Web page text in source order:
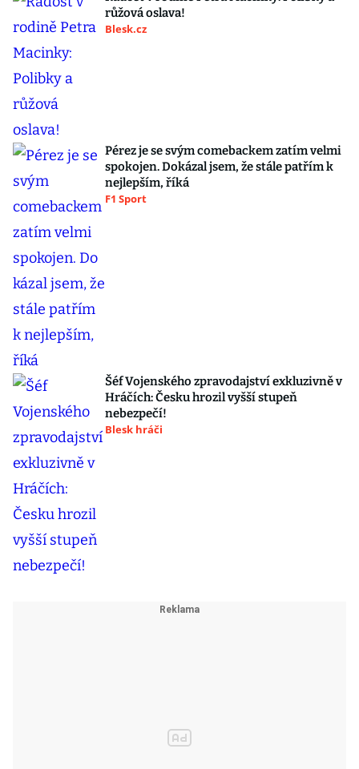
růžová oslava!
Blesk.cz
Pérez je se svým comebackem zatím velmi
spokojen. Dokázal jsem, že stále patřím k
nejlepším, říká
F1 Sport
Šéf Vojenského zpravodajství exkluzivně v
Hráčích: Česku hrozil vyšší stupeň
nebezpečí!
Blesk hráči